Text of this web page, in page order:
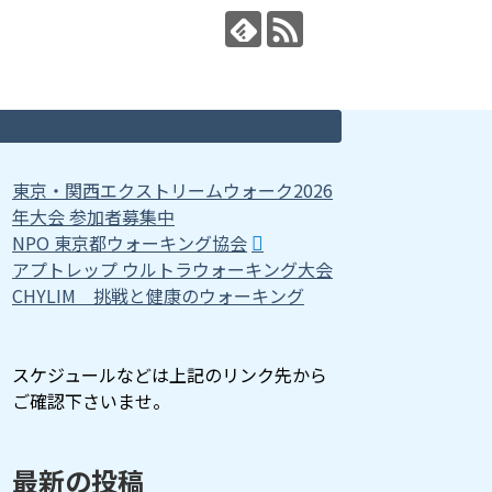
東京・関西エクストリームウォーク2026
年大会 参加者募集中
NPO 東京都ウォーキング協会
アプトレップ ウルトラウォーキング大会
CHYLIM 挑戦と健康のウォーキング
スケジュールなどは上記のリンク先から
ご確認下さいませ。
最新の投稿